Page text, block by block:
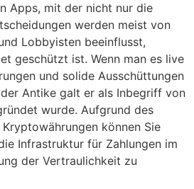
Apps, mit der nicht nur die
werden meist von
Lobbyisten beeinflusst,
geschützt ist. Wenn man es live
und solide Ausschüttungen
Antike galt er als Inbegriff von
wurde. Aufgrund des
können Sie
Infrastruktur für Zahlungen im
der Vertraulichkeit zu